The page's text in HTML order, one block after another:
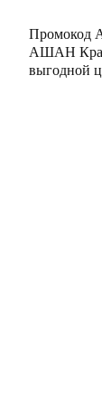
Промокод
АШАН
выгодной